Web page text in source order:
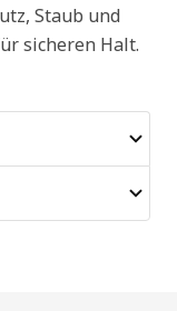
Staub und
sicheren Halt.